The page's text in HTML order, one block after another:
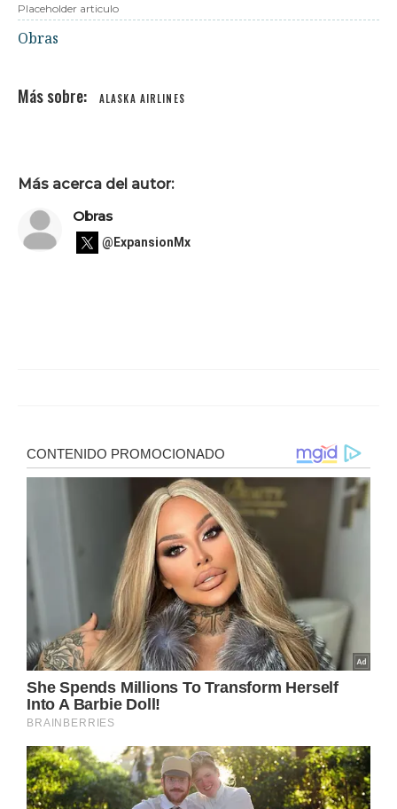
Placeholder articulo
Obras
ALASKA AIRLINES
Más acerca del autor:
Obras
@ExpansionMx